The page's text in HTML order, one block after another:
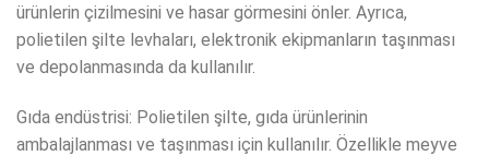
ürünlerin çizilmesini ve hasar görmesini önler. Ayrıca,
polietilen şilte levhaları, elektronik ekipmanların taşınması
ve depolanmasında da kullanılır.
Gıda endüstrisi: Polietilen şilte, gıda ürünlerinin
ambalajlanması ve taşınması için kullanılır. Özellikle meyve